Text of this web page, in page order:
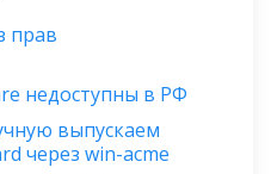
прав
недоступны в РФ
выпускаем
через win-acme